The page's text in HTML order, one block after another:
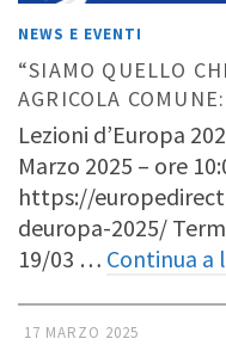
NEWS E EVENTI
“SIAMO QUELLO
AGRICOLA
Lezioni d’Europa
Marzo 2025 – ore
https://
deuropa-2025/
19/03 … Continua a
17 MARZO 2025